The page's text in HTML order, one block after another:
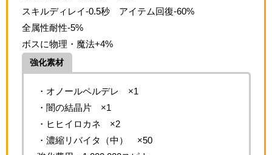
スキルディレイ-0.5秒 アイテム回復-60%
全属性耐性-5%
ボスに物理・魔法+4%
強化素材
・オノールペルデレ ×1
・闇の結晶片 ×1
・ヒヒイロカネ ×2
・濃縮リバイタ（中） ×50